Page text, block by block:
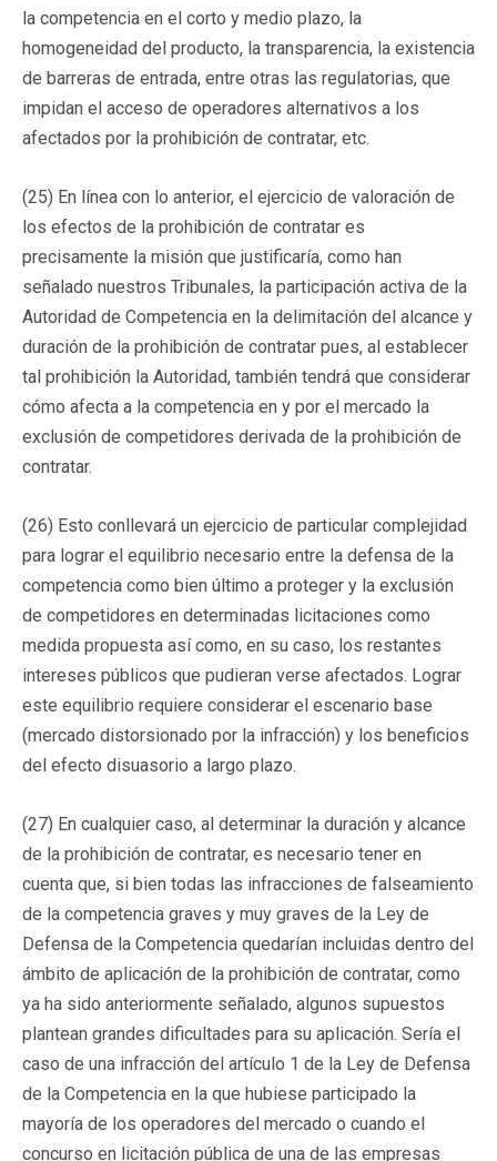
la competencia en el corto y medio plazo, la
homogeneidad del producto, la transparencia, la existencia
de barreras de entrada, entre otras las regulatorias, que
impidan el acceso de operadores alternativos a los
afectados por la prohibición de contratar, etc.
(25) En línea con lo anterior, el ejercicio de valoración de
los efectos de la prohibición de contratar es
precisamente la misión que justificaría, como han
señalado nuestros Tribunales, la participación activa de la
Autoridad de Competencia en la delimitación del alcance y
duración de la prohibición de contratar pues, al establecer
tal prohibición la Autoridad, también tendrá que considerar
cómo afecta a la competencia en y por el mercado la
exclusión de competidores derivada de la prohibición de
contratar.
(26) Esto conllevará un ejercicio de particular complejidad
para lograr el equilibrio necesario entre la defensa de la
competencia como bien último a proteger y la exclusión
de competidores en determinadas licitaciones como
medida propuesta así como, en su caso, los restantes
intereses públicos que pudieran verse afectados. Lograr
este equilibrio requiere considerar el escenario base
(mercado distorsionado por la infracción) y los beneficios
del efecto disuasorio a largo plazo.
(27) En cualquier caso, al determinar la duración y alcance
de la prohibición de contratar, es necesario tener en
cuenta que, si bien todas las infracciones de falseamiento
de la competencia graves y muy graves de la Ley de
Defensa de la Competencia quedarían incluidas dentro del
ámbito de aplicación de la prohibición de contratar, como
ya ha sido anteriormente señalado, algunos supuestos
plantean grandes dificultades para su aplicación. Sería el
caso de una infracción del artículo 1 de la Ley de Defensa
de la Competencia en la que hubiese participado la
mayoría de los operadores del mercado o cuando el
concurso en licitación pública de una de las empresas